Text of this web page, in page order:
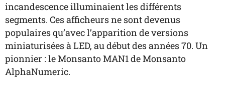
incandescence illuminaient les différents
segments. Ces afficheurs ne sont devenus
populaires qu’avec l’apparition de versions
miniaturisées à LED, au début des années 70. Un
pionnier : le Monsanto MAN1 de Monsanto
AlphaNumeric.